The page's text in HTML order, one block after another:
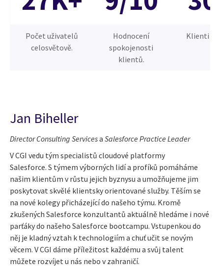
Počet uživatelů
celosvětově.
Hodnocení
spokojenosti
klientů.
Klienti
Jan Biheller
Director Consulting Servicesa Salesforce Practice Leader
V CGI vedu tým specialistů cloudové platformy
Salesforce. S týmem výborných lidí a profíků pomáháme
našim klientům v růstu jejich byznysu a umožňujeme jim
poskytovat skvělé klientsky orientované služby. Těším se
na nové kolegy přicházející do našeho týmu. Kromě
zkušených Salesforce konzultantů aktuálně hledáme i nové
parťáky do našeho Salesforce bootcampu. Vstupenkou do
něj je kladný vztah k technologiím a chuť učit se novým
věcem. V CGI dáme příležitost každému a svůj talent
můžete rozvíjet u nás nebo v zahraničí.